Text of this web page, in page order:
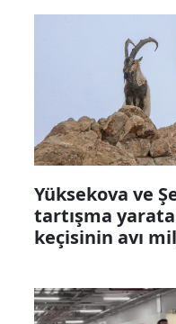
Yüksekova ve
tartışma
keçisinin avı